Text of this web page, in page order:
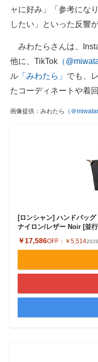
ャに好み」「参考にな
したい」といった反響
みわたらさんは、
他に、TikTok （
ル 「みわたら」 でも、
たコーディネートや着
画像提供：みわたら （＠
[ロンシャン] ハンドバッ
ナイロン/レザー Noir [並
￥17,586OFF： ￥5,514